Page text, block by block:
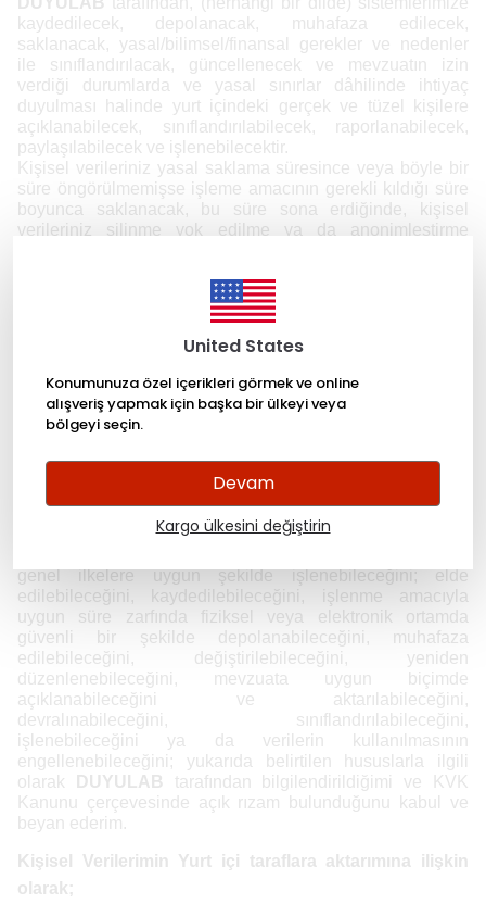
United States
Konumunuza özel içerikleri görmek ve online
alışveriş yapmak için başka bir ülkeyi veya
bölgeyi seçin.
Devam
Kargo ülkesini değiştirin
kaydedilecek, depolanacak, muhafaza edilecek,
saklanacak, yasal/bilimsel/finansal gerekler ve nedenler
ile sınıflandırılacak, güncellenecek ve mevzuatın izin
verdiği durumlarda ve yasal sınırlar dâhilinde ihtiyaç
duyulması halinde yurt içindeki gerçek ve tüzel kişilere
açıklanabilecek, sınıflandırılabilecek, raporlanabilecek,
paylaşılabilecek ve işlenebilecektir.
Kişisel verileriniz yasal saklama süresince veya böyle bir
süre öngörülmemişse işleme amacının gerekli kıldığı süre
boyunca saklanacak, bu süre sona erdiğinde, kişisel
verileriniz silinme yok edilme ya da anonimleştirme
DUYULAB
duyurular, uyarılar, bilgi talepleri ve tanıtımlar açık rıza
tarafınıza iletilebilecektir.
Kişisel Verilerimin İşlenmesine ilişkin olarak;
DUYULAB, tarafından, 6698 Sayılı Kişisel Verilerin
işlendikleri amaç için gerekli olan süre kadar muhafaza
genel ilkelere uygun şekilde işlenebileceğini; elde
edilebileceğini, kaydedilebileceğini, işlenme amacıyla
uygun süre zarfında fiziksel veya elektronik ortamda
güvenli bir şekilde depolanabileceğini, muhafaza
edilebileceğini, değiştirilebileceğini, yeniden
düzenlenebileceğini, mevzuata uygun biçimde
açıklanabileceğini ve aktarılabileceğini,
devralınabileceğini, sınıflandırılabileceğini,
işlenebileceğini ya da verilerin kullanılmasının
engellenebileceğini; yukarıda belirtilen hususlarla ilgili
olarak
DUYULAB
tarafından bilgilendirildiğimi ve KVK
Kanunu çerçevesinde açık rızam bulunduğunu kabul ve
beyan ederim.
Kişisel Verilerimin Yurt içi taraflara aktarımına ilişkin
olarak;